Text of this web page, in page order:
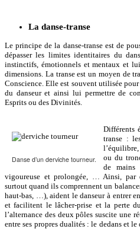
La danse-transe
Le principe de la danse-transe est de
dépasser les limites identitaires du
instinctifs, émotionnels et mentaux et
dimensions. La transe est un moyen de
Conscience. Elle est souvent utilisée
du danseur et ainsi lui permettre de
Esprits ou des Divinités.
Danse d’un derviche tourneur.
Différents
transe :
ou du
de mains
vigoureuse et prolongée, … Ainsi, par
surtout quand ils comprennent un
haut-bas, …), aident le danseur à entrer
et facilitent le lâcher-prise et la perte
l’alternance des deux pôles suscite une
entre ses propres dualités : le dedans et